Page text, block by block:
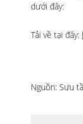
dưới đây:
Tải về tại đây:
Nguồn: Sưu